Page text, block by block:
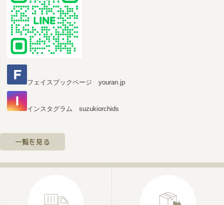
フェイスブックページ youran.jp
インスタグラム suzukiorchids
一覧を見る